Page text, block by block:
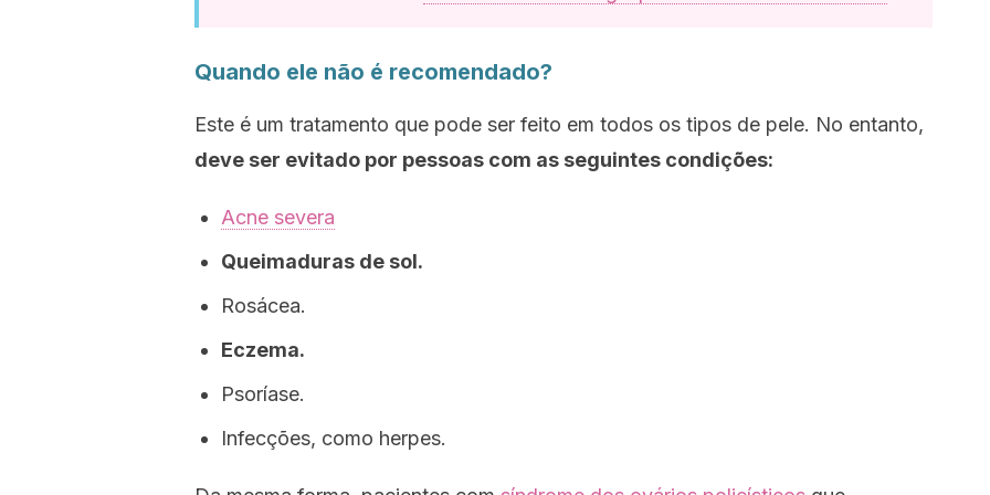
Quando ele não é recomendado?
Este é um tratamento que pode ser feito em todos os tipos de pele. No entanto,
deve ser evitado por pessoas com as seguintes condições:
Acne severa
Queimaduras de sol.
Rosácea.
Eczema.
Psoríase.
Infecções, como herpes.